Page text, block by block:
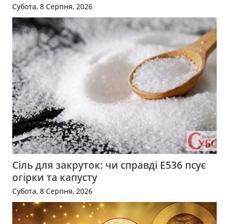
Субота, 8 Серпня, 2026
Сіль для закруток: чи справді Е536 псує
огірки та капусту
Субота, 8 Серпня, 2026